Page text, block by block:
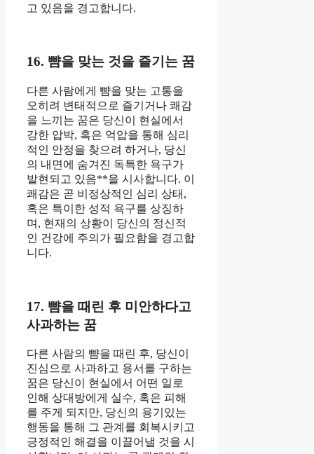
고 있음을 경고합니다.
16. 뺨을 맞는 것을 즐기는 꿈
다른 사람에게 뺨을 맞는 고통을
오히려 변태적으로 즐기거나 쾌감
을 느끼는 꿈은 당신이 현실에서
강한 압박, 혹은 억압을 통해 심리
적인 안정을 찾으려 하거나, 당신
의 내면에 숨겨진 독특한 욕구가
발현되고 있음**을 시사합니다. 이
쾌감은 곧 비정상적인 심리 상태,
혹은 특이한 성적 욕구를 상징하
며, 현재의 상황이 당신의 정신적
인 건강에 주의가 필요함을 경고합
니다.
17. 뺨을 때린 후 미안하다고
사과하는 꿈
다른 사람의 뺨을 때린 후, 당신이
진심으로 사과하고 용서를 구하는
꿈은 당신이 현실에서 어떤 일로
인해 상대방에게 실수, 혹은 피해
를 주게 되지만, 당신의 용기있는
행동을 통해 그 관계를 회복시키고
긍정적인 해결을 이끌어낼 것을 시